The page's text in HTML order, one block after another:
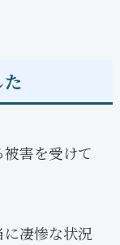
害を受けて
凄惨な状況